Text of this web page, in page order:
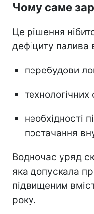
Чому саме
Це рішення
дефіциту палива
перебудови
необхідності
постачання
Водночас уряд
яка допускала
підвищеним
року.